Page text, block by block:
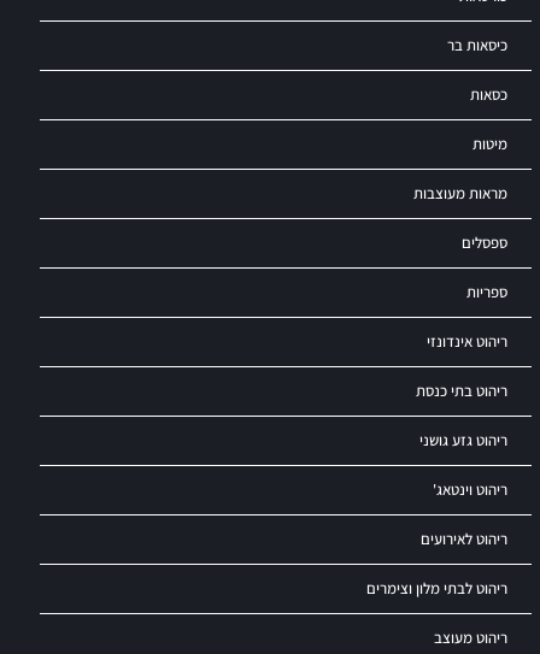
כיסאות בר
כסאות
מיטות
מראות מעוצבות
ספסלים
ספריות
ריהוט אינדונזי
ריהוט בתי כנסת
ריהוט גזע גושני
ריהוט וינטאג'
ריהוט לאירועים
ריהוט לבתי מלון וצימרים
ריהוט מעוצב